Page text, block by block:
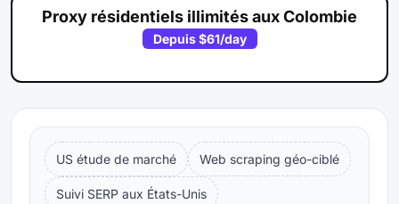
Proxy résidentiels illimités aux Colombie
Depuis$61/day
US étude de marché Web scraping géo-ciblé
Suivi SERP aux États-Unis